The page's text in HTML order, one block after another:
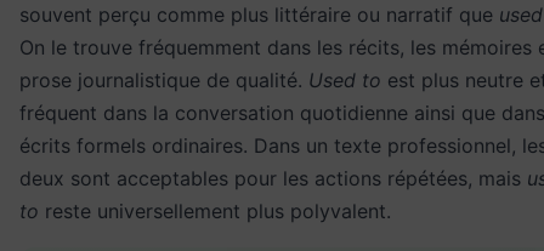
souvent perçu comme plus littéraire ou narratif que
On le trouve fréquemment dans les récits, les mémoires
prose journalistique de qualité. Used to est plus neutre
fréquent dans la conversation quotidienne ainsi que
écrits formels ordinaires. Dans un texte professionnel,
deux sont acceptables pour les actions répétées, mais
to reste universellement plus polyvalent.